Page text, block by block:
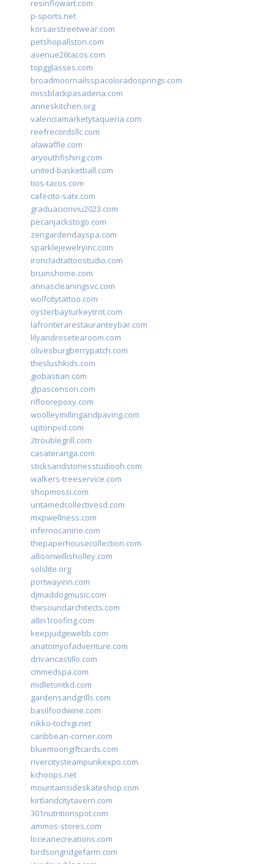
resinflowart.com
p-sports.net
korsairstreetwear.com
petshopallston.com
avenue26tacos.com
topgglasses.com
broadmoornailsspacoloradosprings.com
missblackpasadena.com
anneskitchen.org
valenciamarketytaqueria.com
reefrecordsllc.com
alawaffle.com
aryouthfishing.com
united-basketball.com
tios-tacos.com
cafecito-satx.com
graduacionviu2023.com
pecanjackstogo.com
zengardendayspa.com
sparklejewelryinc.com
ironcladtattoostudio.com
bruinshome.com
annascleaningsvc.com
wolfcitytattoo.com
oysterbayturkeytrot.com
lafronterarestauranteybar.com
lilyandrosetearoom.com
olivesburgberrypatch.com
theslushkids.com
giobastian.com
glpascensori.com
rifloorepoxy.com
woolleymillingandpaving.com
uptonpvd.com
2troublegrill.com
casateranga.com
sticksandstonesstudiooh.com
walkers-treeservice.com
shopmossi.com
untamedcollectivesd.com
mxpwellness.com
infernocanine.com
thepaperhousecollection.com
allisonwillisholley.com
solslite.org
portwayinn.com
djmaddogmusic.com
thesoundarchitects.com
allin1roofing.com
keepjudgewebb.com
anatomyofadventure.com
drivancastillo.com
cmmedspa.com
midletontkd.com
gardensandgrills.com
basilfoodwine.com
nikko-tochigi.net
caribbean-corner.com
bluemoongiftcards.com
rivercitysteampunkexpo.com
kchoops.net
mountainsideskateshop.com
kirtlandcitytavern.com
301nutritionspot.com
ammos-stores.com
loceanecreations.com
birdsongridgefarm.com